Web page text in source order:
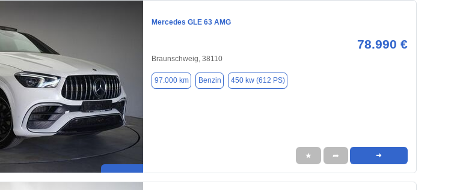
Mercedes GLE 63 AMG
78.990 €
Braunschweig, 38110
97.000 km Benzin 450 kw (612 PS)
★ ➦ ➜